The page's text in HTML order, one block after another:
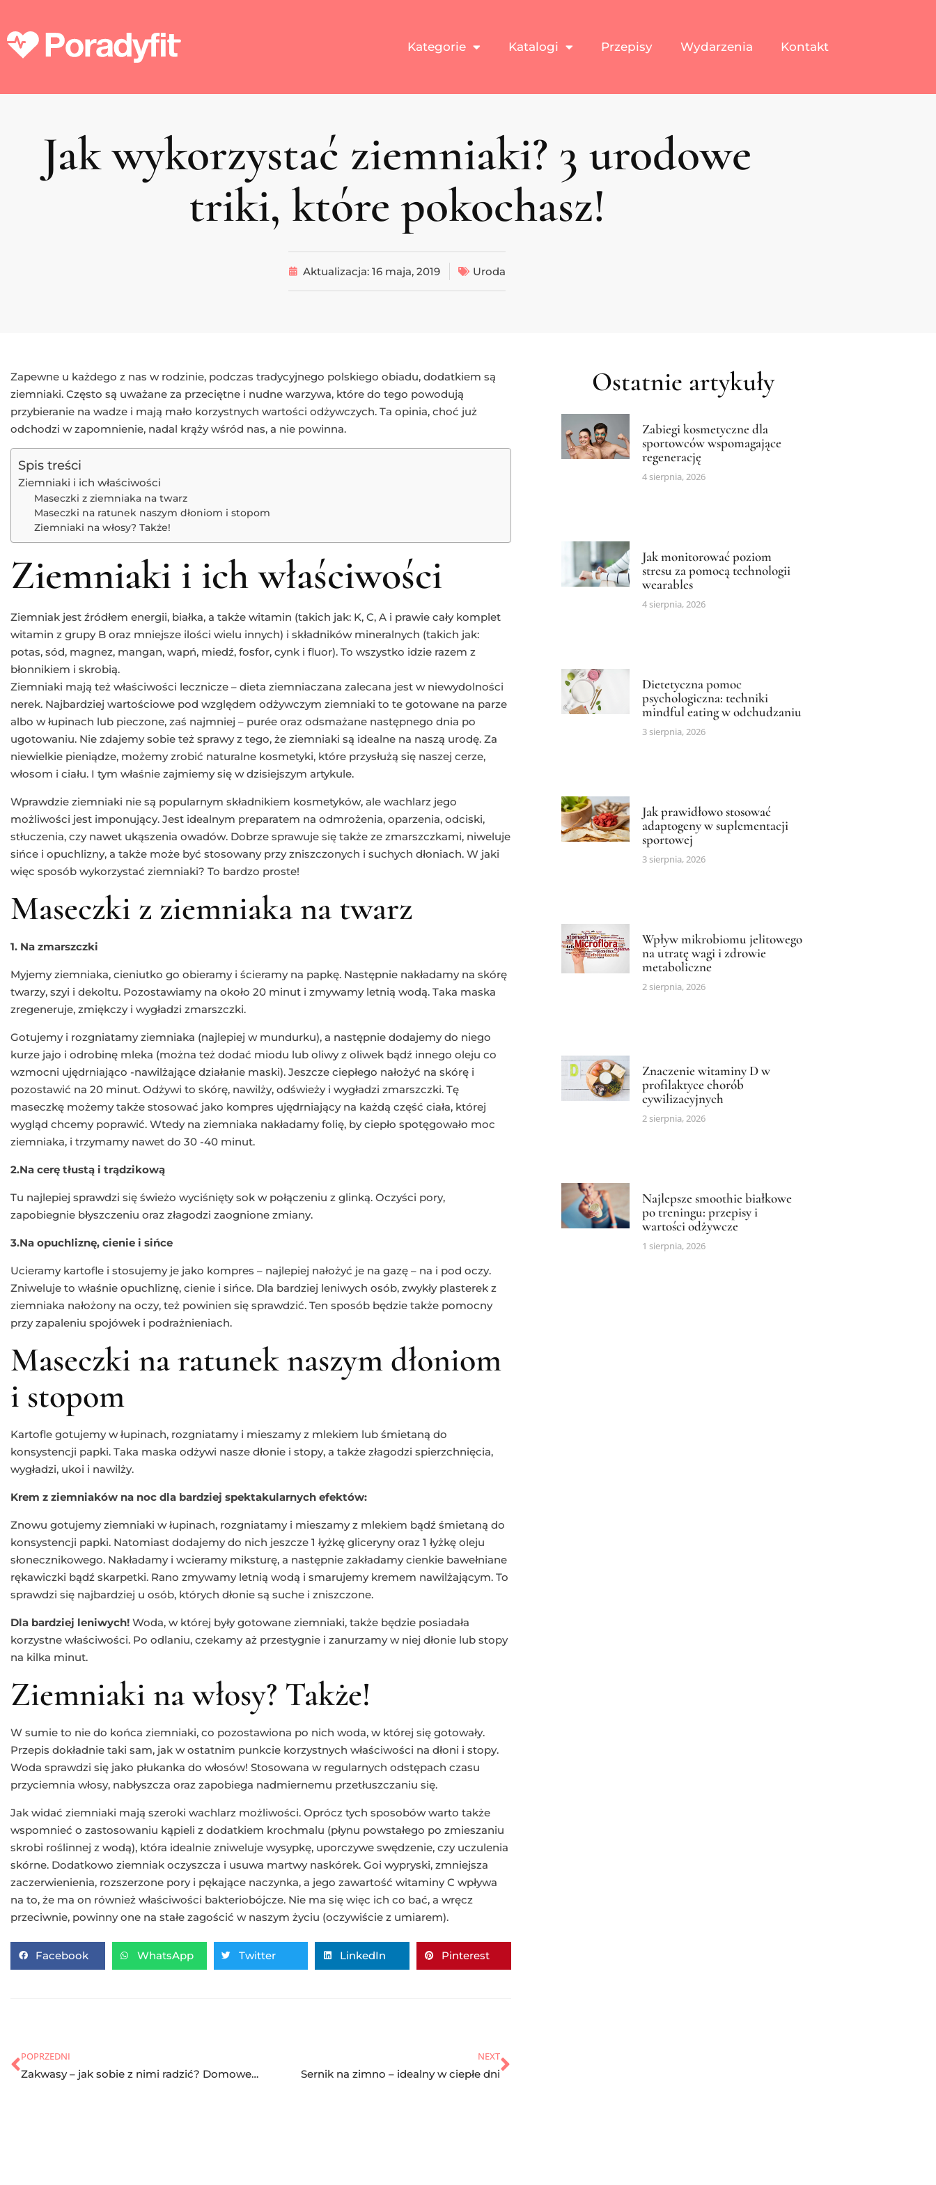
Kategorie Katalogi Przepisy Wydarzenia Kontakt
Jak wykorzystać ziemniaki? 3 urodowe
triki, które pokochasz!
Aktualizacja: 16 maja, 2019 Uroda
Zapewne u każdego z nas w rodzinie, podczas tradycyjnego polskiego obiadu, dodatkiem są
ziemniaki. Często są uważane za przeciętne i nudne warzywa, które do tego powodują
przybieranie na wadze i mają mało korzystnych wartości odżywczych. Ta opinia, choć już
odchodzi w zapomnienie, nadal krąży wśród nas, a nie powinna.
Spis treści
Ziemniaki i ich właściwości
Maseczki z ziemniaka na twarz
Maseczki na ratunek naszym dłoniom i stopom
Ziemniaki na włosy? Także!
Ziemniaki i ich właściwości
Ziemniak jest źródłem energii, białka, a także witamin (takich jak: K, C, A i prawie cały komplet
witamin z grupy B oraz mniejsze ilości wielu innych) i składników mineralnych (takich jak:
potas, sód, magnez, mangan, wapń, miedź, fosfor, cynk i fluor). To wszystko idzie razem z
błonnikiem i skrobią.
Ziemniaki mają też właściwości lecznicze – dieta ziemniaczana zalecana jest w niewydolności
nerek. Najbardziej wartościowe pod względem odżywczym ziemniaki to te gotowane na parze
albo w łupinach lub pieczone, zaś najmniej – purée oraz odsmażane następnego dnia po
ugotowaniu. Nie zdajemy sobie też sprawy z tego, że ziemniaki są idealne na naszą urodę. Za
niewielkie pieniądze, możemy zrobić naturalne kosmetyki, które przysłużą się naszej cerze,
włosom i ciału. I tym właśnie zajmiemy się w dzisiejszym artykule.
Wprawdzie ziemniaki nie są popularnym składnikiem kosmetyków, ale wachlarz jego
możliwości jest imponujący. Jest idealnym preparatem na odmrożenia, oparzenia, odciski,
stłuczenia, czy nawet ukąszenia owadów. Dobrze sprawuje się także ze zmarszczkami, niweluje
sińce i opuchlizny, a także może być stosowany przy zniszczonych i suchych dłoniach. W jaki
więc sposób wykorzystać ziemniaki? To bardzo proste!
Maseczki z ziemniaka na twarz
1. Na zmarszczki
Myjemy ziemniaka, cieniutko go obieramy i ścieramy na papkę. Następnie nakładamy na skórę
twarzy, szyi i dekoltu. Pozostawiamy na około 20 minut i zmywamy letnią wodą. Taka maska
zregeneruje, zmiękczy i wygładzi zmarszczki.
Gotujemy i rozgniatamy ziemniaka (najlepiej w mundurku), a następnie dodajemy do niego
kurze jajo i odrobinę mleka (można też dodać miodu lub oliwy z oliwek bądź innego oleju co
wzmocni ujędrniająco -nawilżające działanie maski). Jeszcze ciepłego nałożyć na skórę i
pozostawić na 20 minut. Odżywi to skórę, nawilży, odświeży i wygładzi zmarszczki. Tę
maseczkę możemy także stosować jako kompres ujędrniający na każdą część ciała, której
wygląd chcemy poprawić. Wtedy na ziemniaka nakładamy folię, by ciepło spotęgowało moc
ziemniaka, i trzymamy nawet do 30 -40 minut.
2.Na cerę tłustą i trądzikową
Tu najlepiej sprawdzi się świeżo wyciśnięty sok w połączeniu z glinką. Oczyści pory,
zapobiegnie błyszczeniu oraz złagodzi zaognione zmiany.
3.Na opuchliznę, cienie i sińce
Ucieramy kartofle i stosujemy je jako kompres – najlepiej nałożyć je na gazę – na i pod oczy.
Zniweluje to właśnie opuchliznę, cienie i sińce. Dla bardziej leniwych osób, zwykły plasterek z
ziemniaka nałożony na oczy, też powinien się sprawdzić. Ten sposób będzie także pomocny
przy zapaleniu spojówek i podrażnieniach.
Maseczki na ratunek naszym dłoniom
i stopom
Kartofle gotujemy w łupinach, rozgniatamy i mieszamy z mlekiem lub śmietaną do
konsystencji papki. Taka maska odżywi nasze dłonie i stopy, a także złagodzi spierzchnięcia,
wygładzi, ukoi i nawilży.
Krem z ziemniaków na noc dla bardziej spektakularnych efektów:
Znowu gotujemy ziemniaki w łupinach, rozgniatamy i mieszamy z mlekiem bądź śmietaną do
konsystencji papki. Natomiast dodajemy do nich jeszcze 1 łyżkę gliceryny oraz 1 łyżkę oleju
słonecznikowego. Nakładamy i wcieramy miksturę, a następnie zakładamy cienkie bawełniane
rękawiczki bądź skarpetki. Rano zmywamy letnią wodą i smarujemy kremem nawilżającym. To
sprawdzi się najbardziej u osób, których dłonie są suche i zniszczone.
Dla bardziej leniwych! Woda, w której były gotowane ziemniaki, także będzie posiadała
korzystne właściwości. Po odlaniu, czekamy aż przestygnie i zanurzamy w niej dłonie lub stopy
na kilka minut.
Ziemniaki na włosy? Także!
W sumie to nie do końca ziemniaki, co pozostawiona po nich woda, w której się gotowały.
Przepis dokładnie taki sam, jak w ostatnim punkcie korzystnych właściwości na dłoni i stopy.
Woda sprawdzi się jako płukanka do włosów! Stosowana w regularnych odstępach czasu
przyciemnia włosy, nabłyszcza oraz zapobiega nadmiernemu przetłuszczaniu się.
Jak widać ziemniaki mają szeroki wachlarz możliwości. Oprócz tych sposobów warto także
wspomnieć o zastosowaniu kąpieli z dodatkiem krochmalu (płynu powstałego po zmieszaniu
skrobi roślinnej z wodą), która idealnie zniweluje wysypkę, uporczywe swędzenie, czy uczulenia
skórne. Dodatkowo ziemniak oczyszcza i usuwa martwy naskórek. Goi wypryski, zmniejsza
zaczerwienienia, rozszerzone pory i pękające naczynka, a jego zawartość witaminy C wpływa
na to, że ma on również właściwości bakteriobójcze. Nie ma się więc ich co bać, a wręcz
przeciwnie, powinny one na stałe zagościć w naszym życiu (oczywiście z umiarem).
Facebook WhatsApp Twitter LinkedIn Pinterest
POPRZEDNI
Zakwasy – jak sobie z nimi radzić? Domowe sposoby!
NEXT
Sernik na zimno – idealny w ciepłe dni
Ostatnie artykuły
Zabiegi kosmetyczne dla
sportowców wspomagające
regenerację
4 sierpnia, 2026
Jak monitorować poziom
stresu za pomocą technologii
wearables
4 sierpnia, 2026
Dietetyczna pomoc
psychologiczna: techniki
mindful eating w odchudzaniu
3 sierpnia, 2026
Jak prawidłowo stosować
adaptogeny w suplementacji
sportowej
3 sierpnia, 2026
Wpływ mikrobiomu jelitowego
na utratę wagi i zdrowie
metaboliczne
2 sierpnia, 2026
Znaczenie witaminy D w
profilaktyce chorób
cywilizacyjnych
2 sierpnia, 2026
Najlepsze smoothie białkowe
po treningu: przepisy i
wartości odżywcze
1 sierpnia, 2026